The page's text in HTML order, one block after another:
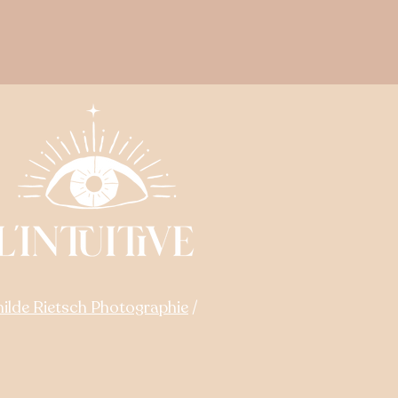
Rietsch Photographie /